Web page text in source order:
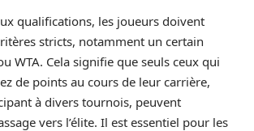
qualifications, les joueurs doivent
stricts, notamment un certain
WTA. Cela signifie que seuls ceux qui
de points au cours de leur carrière,
à divers tournois, peuvent
vers l’élite. Il est essentiel pour les